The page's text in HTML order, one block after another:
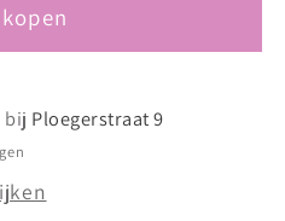
bij Ploegerstraat 9